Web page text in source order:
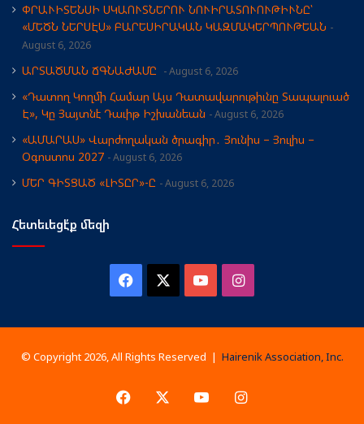
ՓՐԱՒԻՏԵՆՍԻ ՍԿԱՈՒՏՆԵՐՈՒ ՆՈՒԻՐԱՏՈՒՈՒԹԻՒՆԸ՝
«ՄԵԾՆ ՆԵՐՍԷՍ» ԲԱՐԵՍԻՐԱԿԱՆ ԿԱԶՄԱԿԵՐՊՈՒԹԵԱՆ
August 6, 2026
ԱՐՏԱԾՄԱՆ ՃԳՆԱԺԱՄԸ August 6, 2026
«Դատող Կողմի Համար Այս Դատավարութիւնը Տապալուած
Է», Կը Յայտնէ Դաւիթ Իշխանեան
August 6, 2026
«ԱՄԱՐԱՍ» Վարժողական ծրագիր․ Յունիս – Յուլիս –
Օգոստոս 2027
August 6, 2026
ՄԵՐ ԳԻՏՑԱԾ «ԼԻՏԸՐ»-Ը August 6, 2026
Հետեւեցէ՛ք մեզի
Facebook YouTubeInstagram
© Copyright 2026, All Rights Reserved | Hairenik Association, Inc.
Facebook YouTubeInstagram